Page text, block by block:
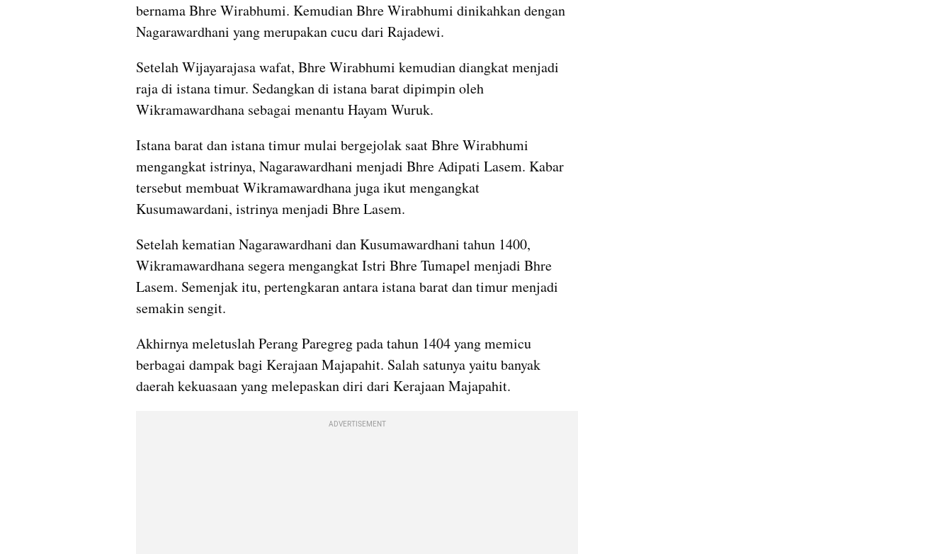
bernama Bhre Wirabhumi. Kemudian Bhre Wirabhumi dinikahkan dengan
Nagarawardhani yang merupakan cucu dari Rajadewi.
Setelah Wijayarajasa wafat, Bhre Wirabhumi kemudian diangkat menjadi
raja di istana timur. Sedangkan di istana barat dipimpin oleh
Wikramawardhana sebagai menantu Hayam Wuruk.
Istana barat dan istana timur mulai bergejolak saat Bhre Wirabhumi
mengangkat istrinya, Nagarawardhani menjadi Bhre Adipati Lasem. Kabar
tersebut membuat Wikramawardhana juga ikut mengangkat
Kusumawardani, istrinya menjadi Bhre Lasem.
Setelah kematian Nagarawardhani dan Kusumawardhani tahun 1400,
Wikramawardhana segera mengangkat Istri Bhre Tumapel menjadi Bhre
Lasem. Semenjak itu, pertengkaran antara istana barat dan timur menjadi
semakin sengit.
Akhirnya meletuslah Perang Paregreg pada tahun 1404 yang memicu
berbagai dampak bagi Kerajaan Majapahit. Salah satunya yaitu banyak
daerah kekuasaan yang melepaskan diri dari Kerajaan Majapahit.
ADVERTISEMENT